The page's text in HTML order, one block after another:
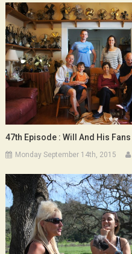
47th Episode : Will And His Fans
Monday September 14th, 2015